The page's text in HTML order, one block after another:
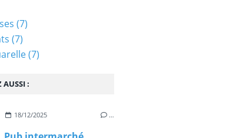
AUSSI :
18/12/2025 …
(7)
(7)
(7)